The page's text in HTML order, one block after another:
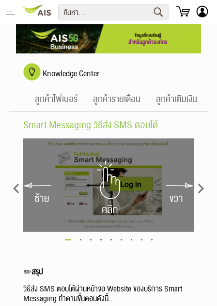
Knowledge Center
ลูกค้าไฟเบอร์ ลูกค้ารายเดือน ลูกค้าเติมเงิน
Smart Messaging วิธีส่ง SMS ตอบโต้
✏️สรุป
วิธีส่ง SMS ตอบโต้ผ่านหน้าจอ Website ของบริการ Smart
Messaging ทำตามขั้นตอนดังนี้..
หน้าหลักเอไอเอส
เครือข่ายคุณภาพ
ลูกค้าองค์กร +